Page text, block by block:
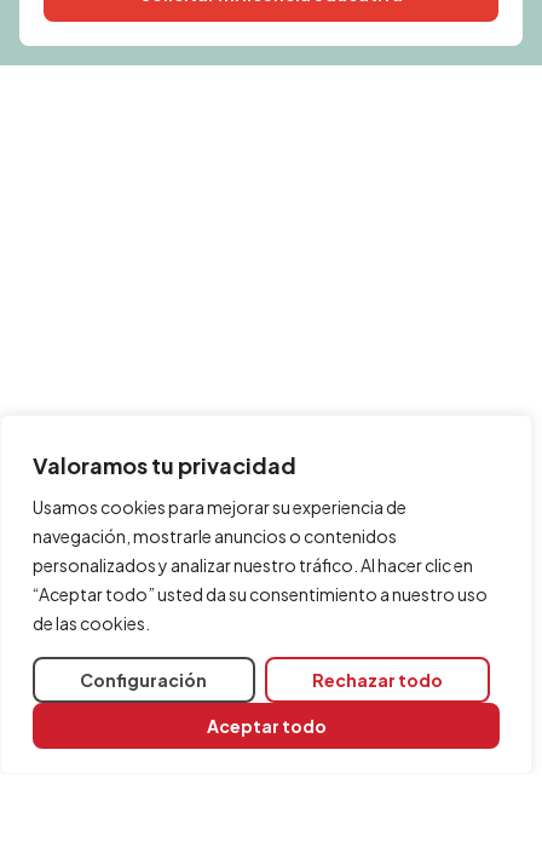
Valoramos tu privacidad
Usamos cookies para mejorar su experiencia de
navegación, mostrarle anuncios o contenidos
personalizados y analizar nuestro tráfico. Al hacer clic en
“Aceptar todo” usted da su consentimiento a nuestro uso
de las cookies.
Configuración Rechazar todo
Aceptar todo